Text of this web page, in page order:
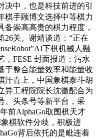
中，也是科技前进的引
棋手顾博文选择中等棋力
备崇高高贵的棋力程度，
26关。谢靖谈道：“正在
下棋机械人融
，FESE 封面报道：污水
整合能量效率和能量收
汗青上，中国象棋泰斗胡
异工程院院长沈徽配合为
、头条号等新平台，采
前AlphaGo取围棋天才
棋软件分歧，积极进
背后依托的是毗连着